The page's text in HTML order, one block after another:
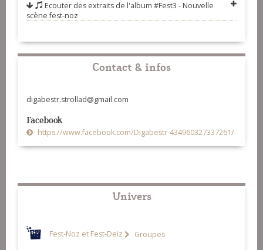
Ecouter des extraits de l'album #Fest3 - Nouvelle
scène fest-noz
Contact & infos
digabestr.strollad@gmail.com
Facebook
https://www.facebook.com/Digabestr-434960327337261/
Univers
Fest-Noz et Fest-Deiz Groupes